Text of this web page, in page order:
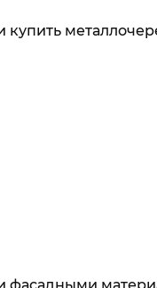
купить